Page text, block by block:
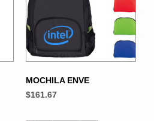
MOCHILA ENVE
$161.67